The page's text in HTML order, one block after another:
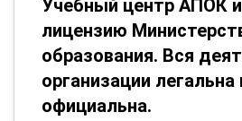
Учебный центр АПОК
лицензию
образования. Вся
организации легальна
официальна.